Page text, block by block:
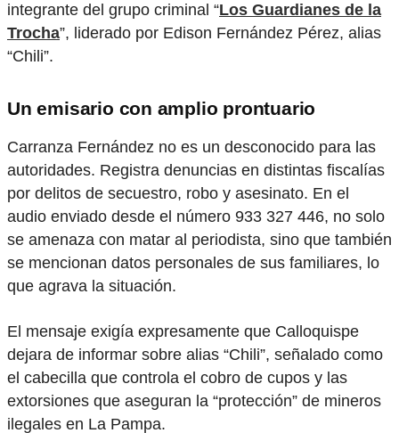
integrante del grupo criminal “Los Guardianes de la
Trocha”, liderado por Edison Fernández Pérez, alias
“Chili”.
Un emisario con amplio prontuario
Carranza Fernández no es un desconocido para las
autoridades. Registra denuncias en distintas fiscalías
por delitos de secuestro, robo y asesinato. En el
audio enviado desde el número 933 327 446, no solo
se amenaza con matar al periodista, sino que también
se mencionan datos personales de sus familiares, lo
que agrava la situación.
El mensaje exigía expresamente que Calloquispe
dejara de informar sobre alias “Chili”, señalado como
el cabecilla que controla el cobro de cupos y las
extorsiones que aseguran la “protección” de mineros
ilegales en La Pampa.